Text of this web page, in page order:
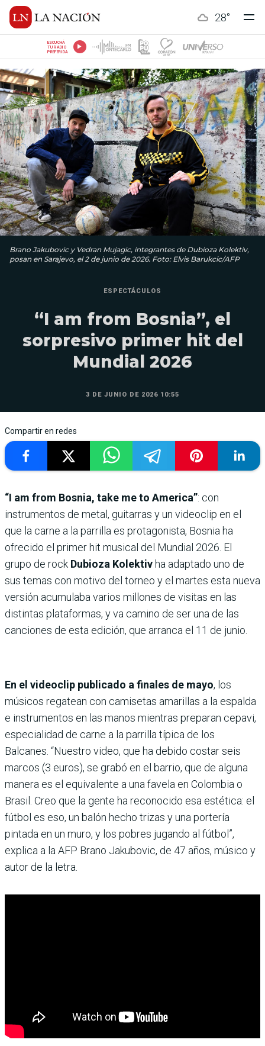
28°
ESCUCHÁ
TU RADIO
PREFERIDA
Brano Jakubovic y Vedran Mujagic, integrantes de Dubioza Kolektiv,
posan en Sarajevo, el 2 de junio de 2026. Foto: Elvis Barukcic/AFP
ESPECTÁCULOS
“I am from Bosnia”, el
sorpresivo primer hit del
Mundial 2026
3 DE JUNIO DE 2026 10:55
Compartir en redes
“I am from Bosnia, take me to America”: con
instrumentos de metal, guitarras y un videoclip en el
que la carne a la parrilla es protagonista, Bosnia ha
ofrecido el primer hit musical del Mundial 2026. El
grupo de rock Dubioza Kolektiv ha adaptado uno de
sus temas con motivo del torneo y el martes esta nueva
versión acumulaba varios millones de visitas en las
distintas plataformas, y va camino de ser una de las
canciones de esta edición, que arranca el 11 de junio.
En el videoclip publicado a finales de mayo, los
músicos regatean con camisetas amarillas a la espalda
e instrumentos en las manos mientras preparan cepavi,
especialidad de carne a la parrilla típica de los
Balcanes. “Nuestro video, que ha debido costar seis
marcos (3 euros), se grabó en el barrio, que de alguna
manera es el equivalente a una favela en Colombia o
Brasil. Creo que la gente ha reconocido esa estética: el
fútbol es eso, un balón hecho trizas y una portería
pintada en un muro, y los pobres jugando al fútbol”,
explica a la AFP Brano Jakubovic, de 47 años, músico y
autor de la letra.